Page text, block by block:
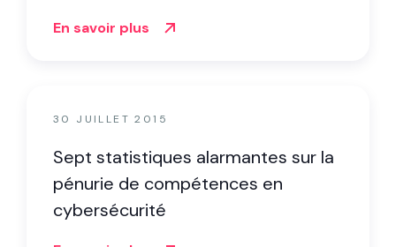
En savoir plus
30 JUILLET 2015
Sept statistiques alarmantes sur la
pénurie de compétences en
cybersécurité